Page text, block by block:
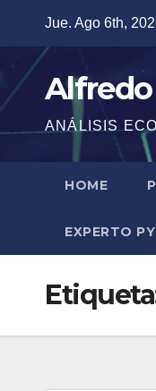
contenido
Jue. Ago 6th,
ANÁLISIS
HOME
EXPERTO